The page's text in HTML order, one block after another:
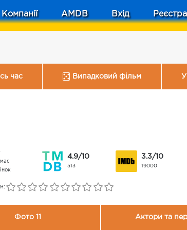
Компанії AMDB Вхід
час Випадковий фільм
4.9/10
513
3.3/10
19000
Фото 11 Актори та